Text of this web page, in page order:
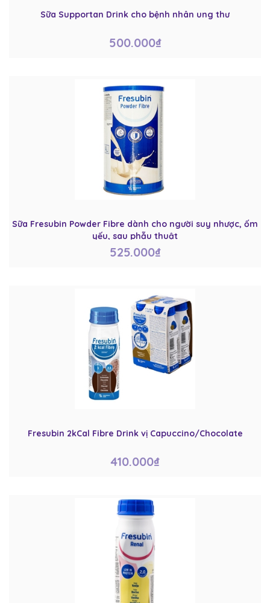
Sữa Supportan Drink cho bệnh nhân ung thư
500.000₫
Sữa Fresubin Powder Fibre dành cho người suy nhược, ốm
yếu, sau phẫu thuật
525.000₫
Fresubin 2kCal Fibre Drink vị Capuccino/Chocolate
410.000₫